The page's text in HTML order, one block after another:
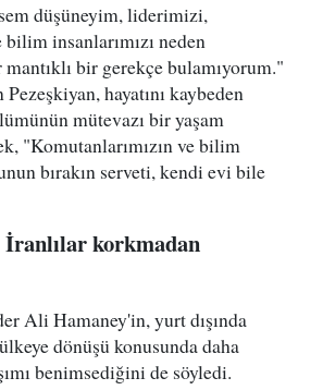
düşüneyim, liderimizi,
bilim insanlarımızı neden
bir gerekçe bulamıyorum."
hayatını kaybeden
mütevazı bir yaşam
"Komutanlarımızın ve bilim
bırakın serveti, kendi evi bile
İranlılar korkmadan
Ali Hamaney'in, yurt dışında
dönüşü konusunda daha
benimsediğini de söyledi.